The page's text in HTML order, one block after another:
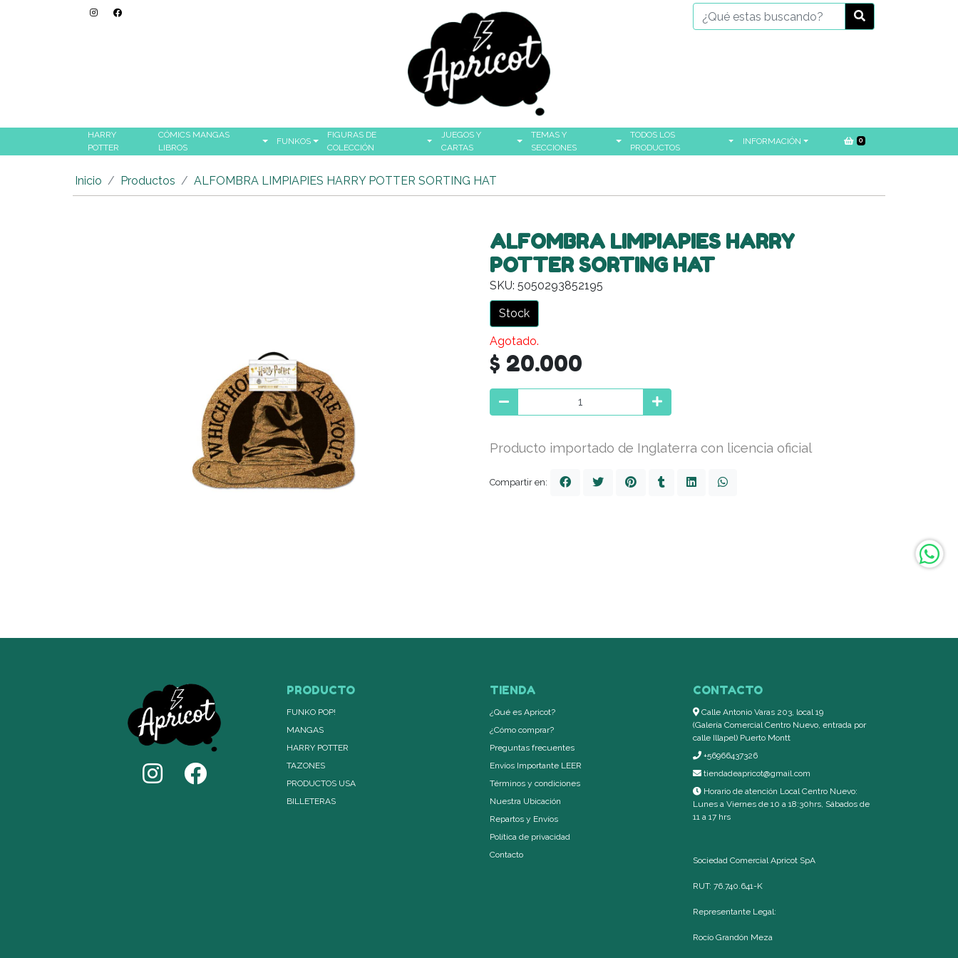
HARRY
POTTER
CÓMICS MANGAS
LIBROS
FUNKOS
FIGURAS DE
COLECCIÓN
JUEGOS Y
CARTAS
TEMAS Y
SECCIONES
TODOS LOS
PRODUCTOS
INFORMACIÓN 0
Inicio Productos ALFOMBRA LIMPIAPIES HARRY POTTER SORTING HAT
ALFOMBRA LIMPIAPIES HARRY
POTTER SORTING HAT
SKU: 5050293852195
Stock
Agotado.
$ 20.000
Producto importado de Inglaterra con licencia oficial
Compartir en:
PRODUCTO
FUNKO POP!
MANGAS
HARRY POTTER
TAZONES
PRODUCTOS USA
BILLETERAS
TIENDA
¿Qué es Apricot?
¿Cómo comprar?
Preguntas frecuentes
Envíos Importante LEER
Términos y condiciones
Nuestra Ubicación
Repartos y Envíos
Política de privacidad
Contacto
CONTACTO
Calle Antonio Varas 203, local 19
(Galería Comercial Centro Nuevo, entrada por
calle Illapel) Puerto Montt
+56966437326
tiendadeapricot@gmail.com
Horario de atención Local Centro Nuevo:
Lunes a Viernes de 10 a 18:30hrs, Sábados de
11 a 17 hrs
Sociedad Comercial Apricot SpA
RUT: 76.740.641-K
Representante Legal:
Rocío Grandón Meza